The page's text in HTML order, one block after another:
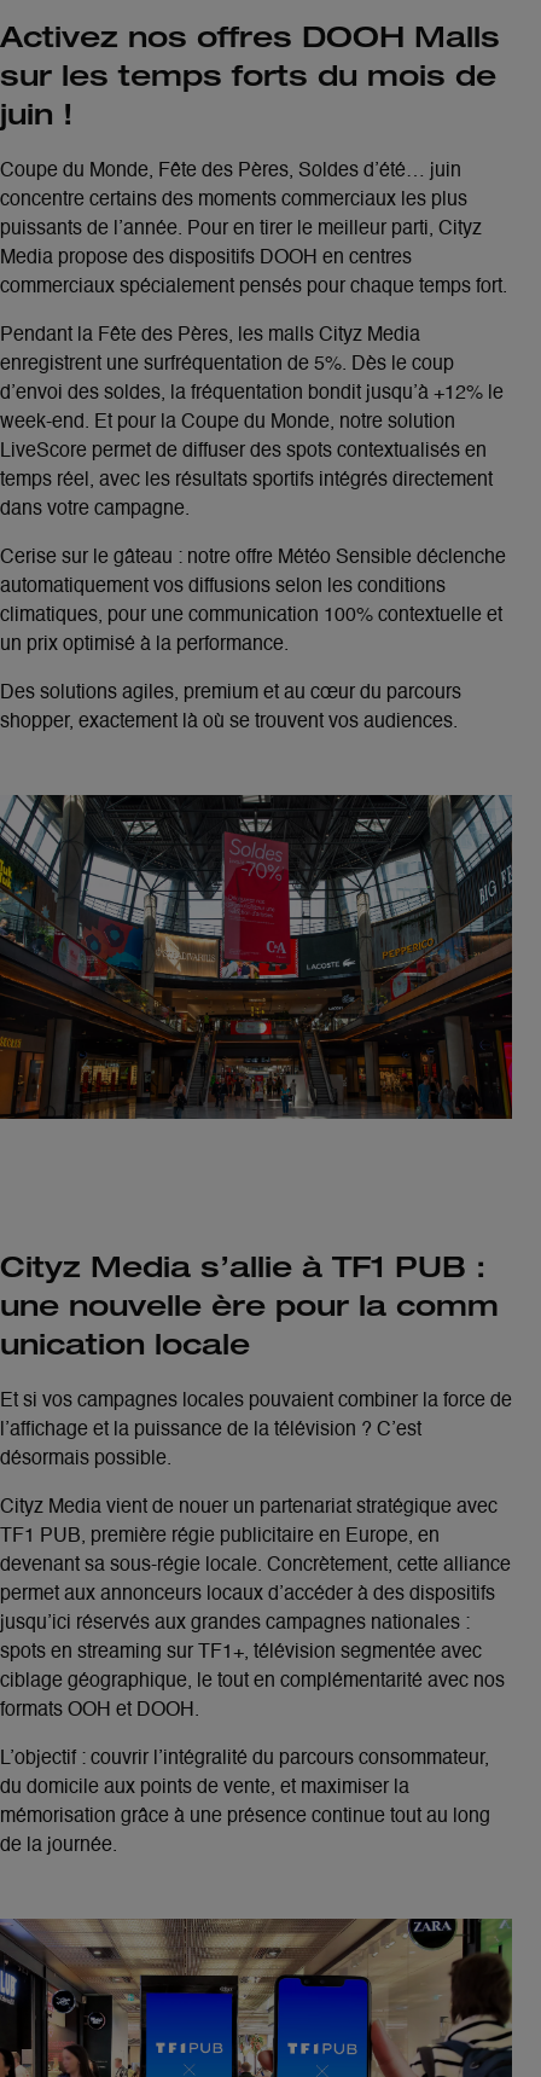
Activez nos offres DOOH Malls
sur les temps forts du mois de
juin !
Coupe du Monde, Fête des Pères, Soldes d’été… juin
concentre certains des moments commerciaux les plus
puissants de l’année. Pour en tirer le meilleur parti, Cityz
Media propose des dispositifs DOOH en centres
commerciaux spécialement pensés pour chaque temps fort.
Pendant la Fête des Pères, les malls Cityz Media
enregistrent une surfréquentation de 5%. Dès le coup
d’envoi des soldes, la fréquentation bondit jusqu’à +12% le
week-end. Et pour la Coupe du Monde, notre solution
LiveScore permet de diffuser des spots contextualisés en
temps réel , avec les résultats sportifs intégrés directement
dans votre campagne.
Cerise sur le gâteau : notre offre Météo Sensible déclenche
automatiquement vos diffusions selon les conditions
climatiques, pour une communication 100% contextuelle et
un prix optimisé à la performance.
Des solutions agiles, premium et au cœur du parcours
shopper, exactement là où se trouvent vos audiences.
Cityz Media s’allie à TF1 PUB :
une nouvelle ère pour la comm
unication locale
Et si vos campagnes locales pouvaient combiner la force de
l’affichage et la puissance de la télévision ? C’est
désormais possible.
Cityz Media vient de nouer un partenariat stratégique avec
TF1 PUB, première régie publicitaire en Europe, en
devenant sa sous-régie locale. Concrètement, cette alliance
permet aux annonceurs locaux d’accéder à des dispositifs
jusqu’ici réservés aux grandes campagnes nationales :
spots en streaming sur TF1+, télévision segmentée avec
ciblage géographique, le tout en complémentarité avec nos
formats OOH et DOOH.
L’objectif : couvrir l’intégralité du parcours consommateur,
du domicile aux points de vente, et maximiser la
mémorisation grâce à une présence continue tout au long
de la journée.